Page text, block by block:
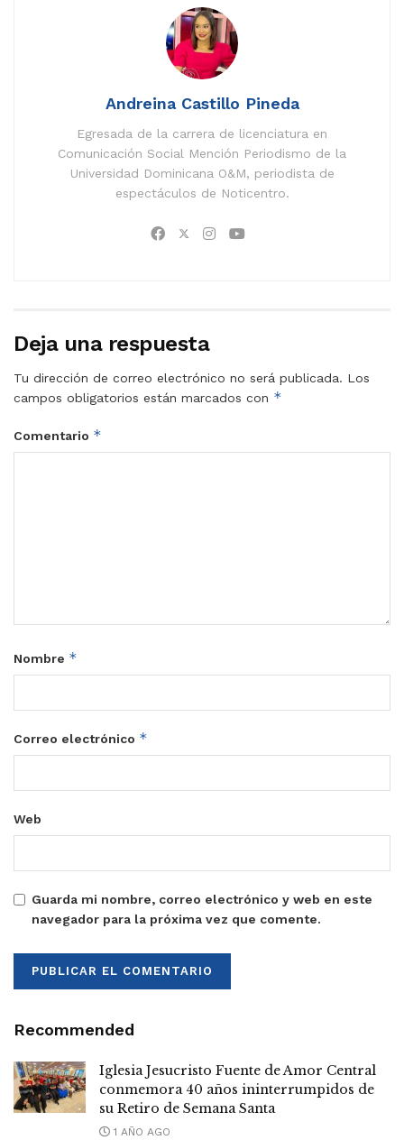
Andreina Castillo Pineda
Egresada de la carrera de licenciatura en
Comunicación Social Mención Periodismo de la
Universidad Dominicana O&M, periodista de
espectáculos de Noticentro.
Deja una respuesta
Tu dirección de correo electrónico no será publicada. Los
campos obligatorios están marcados con *
Comentario *
Nombre *
Correo electrónico *
Web
Guarda mi nombre, correo electrónico y web en este
navegador para la próxima vez que comente.
Recommended
Iglesia Jesucristo Fuente de Amor Central
conmemora 40 años ininterrumpidos de
su Retiro de Semana Santa
1 AÑO AGO